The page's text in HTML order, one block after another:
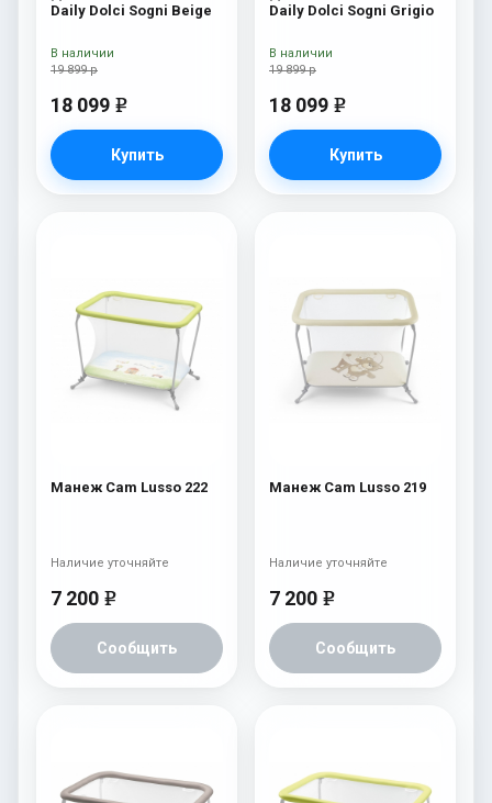
Daily Dolci Sogni Beige
19 899 р
18 099 e
Купить
В наличии
Daily Dolci Sogni Grigio
19 899 р
18 099 e
Купить
В наличии
Манеж Cam Lusso 222
7 200 e
Сообщить
Наличие уточняйте
Манеж Cam Lusso 219
7 200 e
Сообщить
Наличие уточняйте